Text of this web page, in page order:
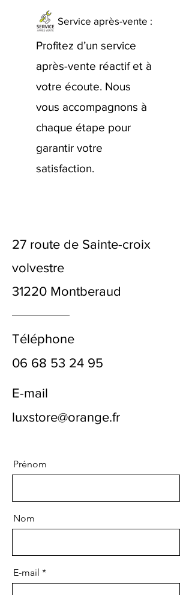
Service après-vente :
Profitez d’un service
après-vente réactif et à
votre écoute. Nous
vous accompagnons à
chaque étape pour
garantir votre
satisfaction.
27 route de Sainte-croix
volvestre
31220 Montberaud
Téléphone
06 68 53 24 95
E-mail
luxstore@orange.fr
Prénom
Nom
E-mail